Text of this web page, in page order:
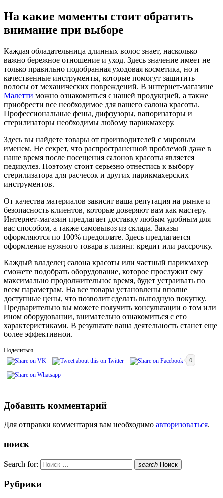
На какие моменты стоит обратить
внимание при выборе
Каждая обладательница длинных волос знает, насколько
важно бережное отношение и уход. Здесь значение имеет не
только правильно подобранная уходовая косметика, но и
качественные инструменты, которые помогут защитить
волосы от механических повреждений. В интернет-магазине
Малетти можно ознакомиться с нашей продукцией, а также
приобрести все необходимое для вашего салона красоты.
Профессиональные фены, диффузоры, вапоризаторы и
стерилизаторы необходимы любому парикмахеру.
Здесь вы найдете товары от производителей с мировым
именем. Не секрет, что распространенной проблемой даже в
наше время после посещения салонов красоты является
педикулез. Поэтому стоит серьезно отнестись к выбору
стерилизатора для расчесок и других парикмахерских
инструментов.
От качества материалов зависит ваша репутация на рынке и
безопасность клиентов, которые доверяют вам как мастеру.
Интернет-магазин предлагает доставку любым удобным для
вас способом, а также самовывоз из склада. Заказы
оформляются по 100% предоплате. Здесь предлагается
оформление нужного товара в лизинг, кредит или рассрочку.
Каждый владелец салона красоты или частный парикмахер
сможете подобрать оборудование, которое прослужит ему
максимально продолжительное время, будет устраивать по
всем параметрам. На все товары установлены вполне
доступные цены, что позволит сделать выгодную покупку.
Предварительно вы можете получить консультации о том или
ином оборудовании, внимательно ознакомиться с его
характеристиками. В результате ваша деятельность станет еще
более эффективной.
Поделиться...
0
Добавить комментарий
Для отправки комментария вам необходимо авторизоваться.
поиск
Search for: search Поиск
Рубрики